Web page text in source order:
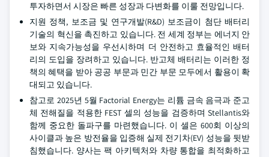
투자하면서 시장은 빠른 성장과 다변화를 이룰 전망입니다.
지원 정책, 보조금 및 연구개발(R&D) 보조금이 첨단 배터리
기술의 혁신을 촉진하고 있습니다. 전 세계 정부는 에너지 안
보와 지속가능성을 우선시하며 더 안전하고 효율적인 배터
리의 도입을 장려하고 있습니다. 반고체 배터리는 이러한 정
책의 혜택을 받아 공공 부문과 민간 부문 모두에서 활용이 확
대되고 있습니다.
참고로 2025년 5월 Factorial Energy는 리튬 금속 음극과 준고
체 전해질을 적용한 FEST 셀의 성능을 검증하며 Stellantis와
함께 중요한 돌파구를 마련했습니다. 이 셀은 600회 이상의
사이클과 높은 방전율을 입증해 실제 전기차(EV) 성능을 뒷받
침했습니다. 양사는 팩 아키텍처와 차량 통합을 최적화하고